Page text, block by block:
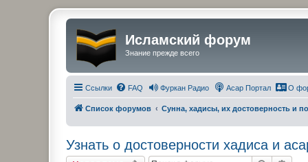
Исламский форум
Знание прежде всего
Ссылки FAQ Фуркан Радио Асар Портал О
Список форумов Сунна, хадисы, их достоверность и
Узнать о достоверности хадиса и